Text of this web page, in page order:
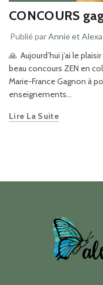
CONCOURS
Publié parAnnie et Alexa
🙏 Aujourd’hui j’ai le
beau concours ZEN en
Marie-France Gagnon à
enseignements...
Lire La Suite